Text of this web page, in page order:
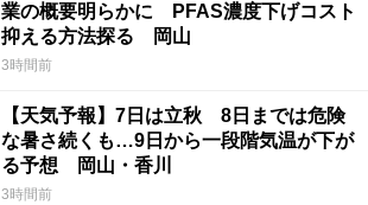
業の概要明らかに PFAS濃度下げコスト
抑える方法探る 岡山
3時間前
【天気予報】7日は立秋 8日までは危険
な暑さ続くも…9日から一段階気温が下が
る予想 岡山・香川
3時間前